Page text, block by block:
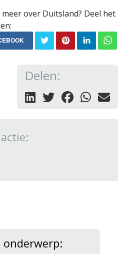
over Duitsland? Deel het
Delen:
onderwerp: